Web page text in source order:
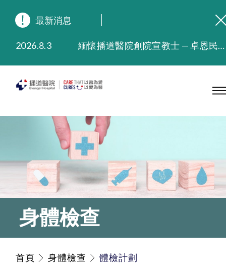
最新消息
2026.8.3
緬懷播道醫院創院宣教士 — 卓恩民醫生香港追思會
2025.9.23
本院在暴雨或颱風警告信號 (包括黑色暴雨及8號或以上熱帶氣旋警告信號) 下，仍會維持有限度服務。如有查詢，可致電2711 5222。
2025.7.21
播道醫院手機App已推出查閱病歷記錄及求診資料功能，請即下載
身體檢查
首頁 身體檢查 體檢計劃